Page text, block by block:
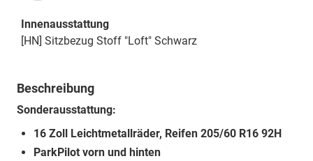
Innenausstattung
[HN] Sitzbezug Stoff "Loft" Schwarz
Beschreibung
Sonderausstattung:
16 Zoll Leichtmetallräder, Reifen 205/60 R16 92H
ParkPilot vorn und hinten